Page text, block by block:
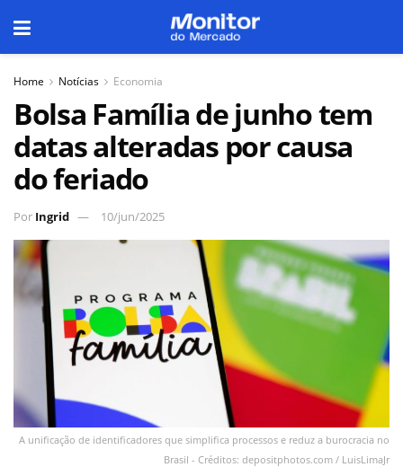
Home Notícias Economia
Bolsa Família de junho tem
datas alteradas por causa
do feriado
Por Ingrid 10/jun/2025
A unificação de identificadores que simplifica processos e reduz a burocracia no
Brasil - Créditos: depositphotos.com / LuisLimaJr